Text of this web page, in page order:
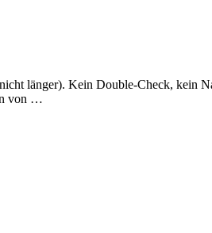
länger). Kein Double-Check, kein
von …